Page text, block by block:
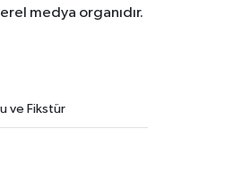
medya organıdır.
ve Fikstür